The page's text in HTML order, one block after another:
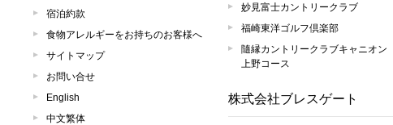
宿泊約款
食物アレルギーをお持ちのお客様へ
サイトマップ
お問い合せ
English
中文繁体
妙見富士カントリークラブ
福崎東洋ゴルフ倶楽部
隨縁カントリークラブキャニオン
上野コース
株式会社ブレスゲート